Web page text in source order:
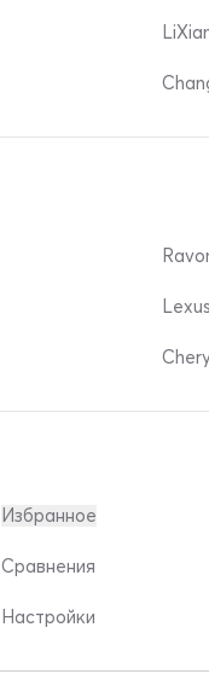
Lexus
Избранное
Сравнения
Настройки